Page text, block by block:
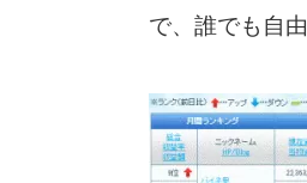
で、誰でも自